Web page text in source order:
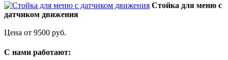
Стойка для меню с
датчиком движения
Цена от 9500 руб.
C нами работают: